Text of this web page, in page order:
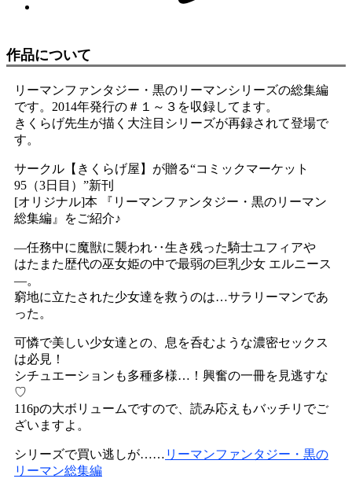
作品について
リーマンファンタジー・黒のリーマンシリーズの総集編
です。2014年発行の＃１～３を収録してます。
きくらげ先生が描く大注目シリーズが再録されて登場で
す。
サークル【きくらげ屋】が贈る“コミックマーケット
95（3日目）”新刊
[オリジナル]本 『リーマンファンタジー・黒のリーマン
総集編』をご紹介♪
―任務中に魔獣に襲われ‥生き残った騎士ユフィアや
はたまた歴代の巫女姫の中で最弱の巨乳少女 エルニース
―。
窮地に立たされた少女達を救うのは…サラリーマンであ
った。
可憐で美しい少女達との、息を呑むような濃密セックス
は必見！
シチュエーションも多種多様…！興奮の一冊を見逃すな
♡
116pの大ボリュームですので、読み応えもバッチリでご
ざいますよ。
シリーズで買い逃しが…… リーマンファンタジー・黒の
リーマン総集編